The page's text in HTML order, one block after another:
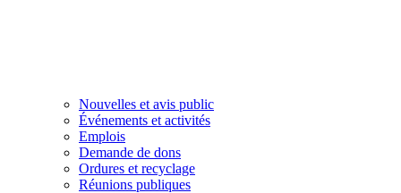
Nouvelles et avis public
Événements et activités
Emplois
Demande de dons
Ordures et recyclage
Réunions publiques